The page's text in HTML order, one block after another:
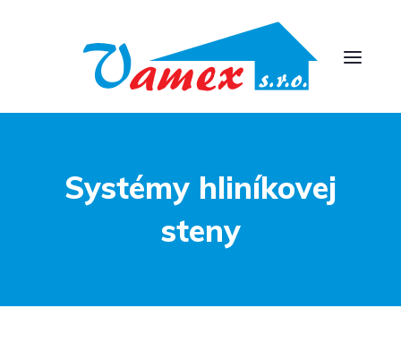
Systémy hliníkovej
steny